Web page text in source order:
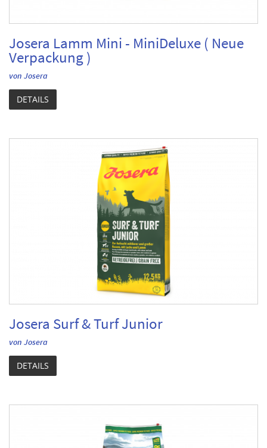
Josera Lamm Mini - MiniDeluxe ( Neue
Verpackung )
von Josera
DETAILS
Josera Surf & Turf Junior
von Josera
DETAILS